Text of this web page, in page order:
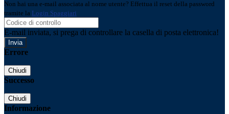
Non hai una e-mail associata al nome utente? Effettua il reset della password
tramite la Login Spaggiari
E-mail inviata, si prega di controllare la casella di posta elettronica!
Errore
Chiudi
Successo
Chiudi
Informazione